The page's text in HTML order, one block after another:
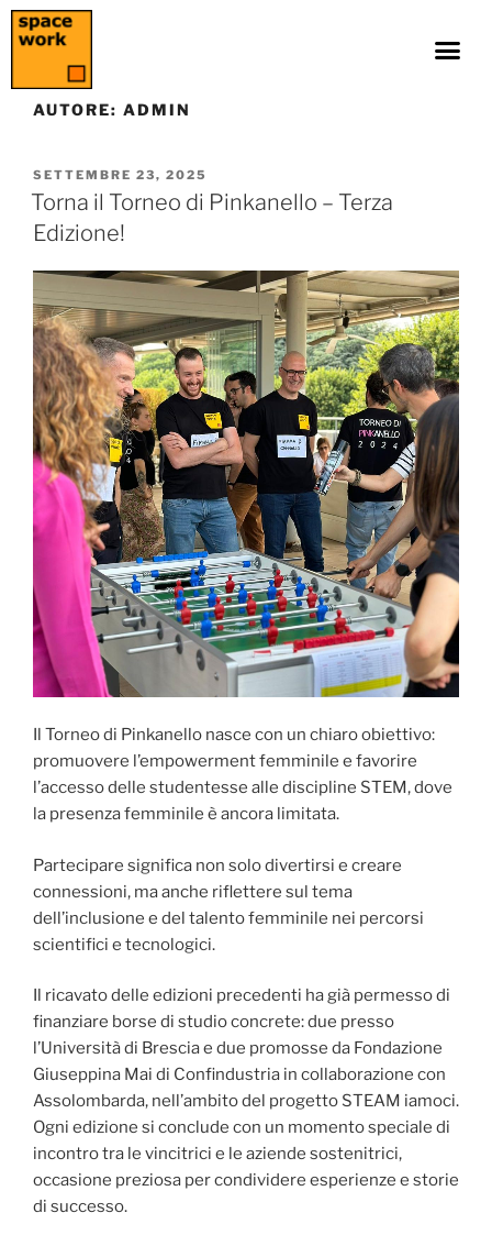
AUTORE: ADMIN
SETTEMBRE 23, 2025
Torna il Torneo di Pinkanello – Terza
Edizione!
Il Torneo di Pinkanello nasce con un chiaro obiettivo:
promuovere l’empowerment femminile e favorire
l’accesso delle studentesse alle discipline STEM, dove
la presenza femminile è ancora limitata.
Partecipare significa non solo divertirsi e creare
connessioni, ma anche riflettere sul tema
dell’inclusione e del talento femminile nei percorsi
scientifici e tecnologici.
Il ricavato delle edizioni precedenti ha già permesso di
finanziare borse di studio concrete: due presso
l’Università di Brescia e due promosse da Fondazione
Giuseppina Mai di Confindustria in collaborazione con
Assolombarda, nell’ambito del progetto STEAM iamoci.
Ogni edizione si conclude con un momento speciale di
incontro tra le vincitrici e le aziende sostenitrici,
occasione preziosa per condividere esperienze e storie
di successo.